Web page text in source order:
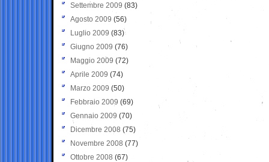
Settembre 2009 (83)
Agosto 2009 (56)
Luglio 2009 (83)
Giugno 2009 (76)
Maggio 2009 (72)
Aprile 2009 (74)
Marzo 2009 (50)
Febbraio 2009 (69)
Gennaio 2009 (70)
Dicembre 2008 (75)
Novembre 2008 (77)
Ottobre 2008 (67)